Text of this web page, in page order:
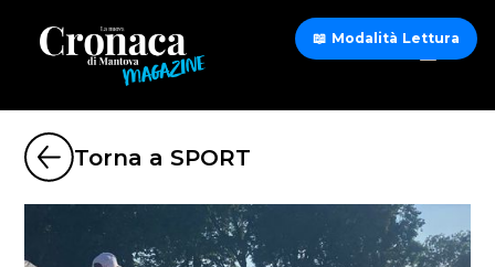
Torna a SPORT
📖 Modalità Lettura